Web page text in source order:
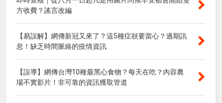
方收費？謠言改編
【易誤解】網傳新冠又來了？這5種症狀要當心？過期訊
息！缺乏時間脈絡的疫情資訊
【誤導】網傳台灣10種最黑心食物？每天在吃？內容農
場不實影片！非可靠的資訊獲取管道